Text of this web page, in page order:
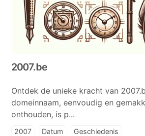
2007.be
Ontdek de unieke kracht van
domeinnaam, eenvoudig en
onthouden, is p...
2007 Datum Geschiedenis